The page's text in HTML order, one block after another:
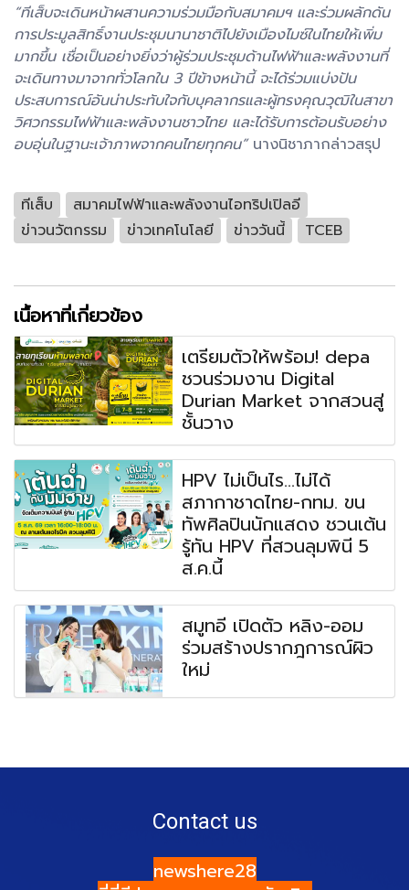
“ทีเส็บจะเดินหน้าผสานความร่วมมือกับสมาคมฯ และร่วมผลักดัน
การประมูลสิทธิ์งานประชุมนานาชาติไปยังเมืองไมซ์ในไทยให้เพิ่ม
มากขึ้น เชื่อเป็นอย่างยิ่งว่าผู้ร่วมประชุมด้านไฟฟ้าและพลังงานที่
จะเดินทางมาจากทั่วโลกใน 3 ปีข้างหน้านี้ จะได้ร่วมแบ่งปัน
ประสบการณ์อันน่าประทับใจกับบุคลากรและผู้ทรงคุณวุฒิในสาขา
วิศวกรรมไฟฟ้าและพลังงานชาวไทย และได้รับการต้อนรับอย่าง
อบอุ่นในฐานะเจ้าภาพจากคนไทยทุกคน”นางนิชาภากล่าวสรุป
ทีเส็บ
สมาคมไฟฟ้าและพลังงานไอทริปเปิลอี
ข่าวนวัตกรรม
ข่าวเทคโนโลยี ข่าววันนี้ TCEB
เนื้อหาที่เกี่ยวข้อง
เตรียมตัวให้พร้อม! depa
ชวนร่วมงาน Digital
Durian Market จากสวนสู่
ชั้นวาง
HPV ไม่เป็นไร...ไม่ได้
สภากาชาดไทย-กทม. ขน
ทัพศิลปินนักแสดง ชวนเต้น
รู้ทัน HPV ที่สวนลุมพินี 5
ส.ค.นี้
สมูทอี เปิดตัว หลิง-ออม
ร่วมสร้างปรากฎการณ์ผิว
ใหม่
Contact us
newshere28